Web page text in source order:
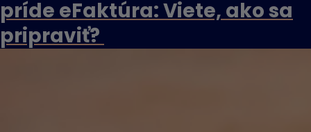
príde eFaktúra: Viete, ako sa
pripraviť?